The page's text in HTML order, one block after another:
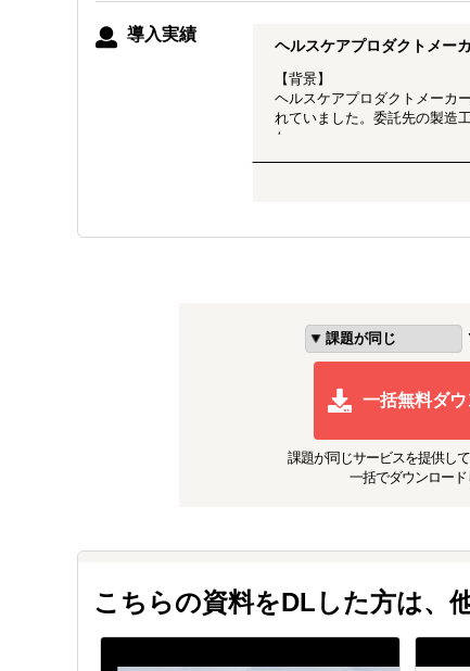
導入実績
ヘルスケアプロダクトメー
【背景】
ヘルスケアプロダクトメーカ
れていました。委託先の製造
た。
・上記を元にした戦略策定
その後、プロジェクト設計及
ビュー・価格受容性調査、デ
【アウトカム】
広範かつ実務的な情報を元に
戦略策定を行いました。市場
中国でOEM製造をされてい
で弊社にご相談頂きました。
一括無料ダ
課題が同じサービスを提供し
一括でダウンロード
こちらの資料をDLした方は、